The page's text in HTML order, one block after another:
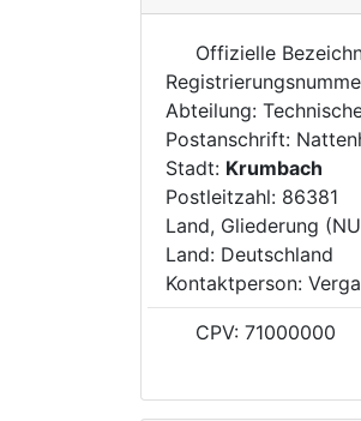
Offizielle
Abteilung:
Postanschrift:
Stadt: Krumbach
Postleitzahl: 86381
Land, Gliederung
Land: Deutschland
Kontaktperson:
CPV: 71000000